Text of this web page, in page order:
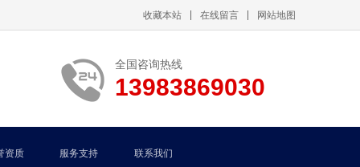
收藏本站 在线留言 网站地图
全国咨询热线
13983869030
资质 服务支持 联系我们